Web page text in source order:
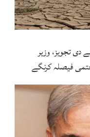
فیصد اضافے دی تجویز، وزیر
فیصلہ کرنگے